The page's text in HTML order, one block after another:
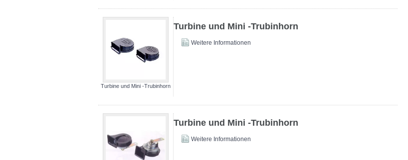
Turbine und Mini -Trubinhorn
Turbine und Mini -Trubinhorn
Weitere Informationen
Turbine und Mini -Trubinhorn
Weitere Informationen